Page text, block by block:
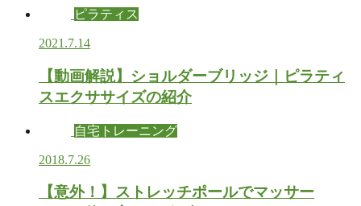
ピラティス
2021.7.14
【動画解説】ショルダーブリッジ｜ピラティ
スエクササイズの紹介
自宅トレーニング
2018.7.26
【意外！】ストレッチポールでマッサー